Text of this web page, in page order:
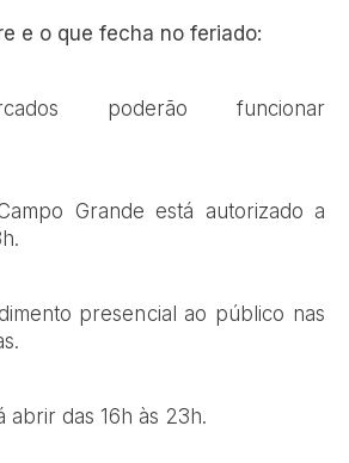
e o que fecha no feriado:
poderão funcionar
Grande está autorizado a
presencial ao público nas
abrir das 16h às 23h.